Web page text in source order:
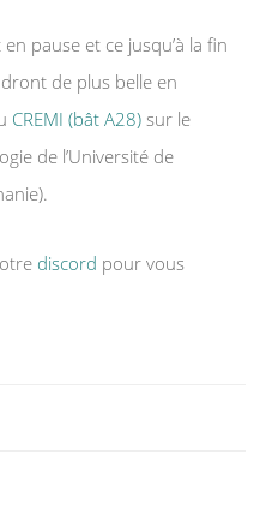
pause et ce jusqu’à la fin
de plus belle en
CREMI (bât A28) sur le
de l’Université de
discord pour vous